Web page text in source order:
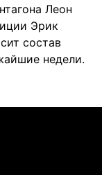
Леон
Эрик
состав
недели.